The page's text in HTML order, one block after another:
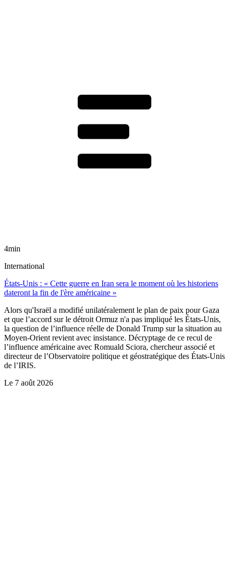
4min
International
États-Unis : « Cette guerre en Iran sera le moment où les historiens
dateront la fin de l'ère américaine »
Alors qu'Israël a modifié unilatéralement le plan de paix pour Gaza
et que l’accord sur le détroit Ormuz n'a pas impliqué les États-Unis,
la question de l’influence réelle de Donald Trump sur la situation au
Moyen-Orient revient avec insistance. Décryptage de ce recul de
l’influence américaine avec Romuald Sciora, chercheur associé et
directeur de l’Observatoire politique et géostratégique des États-Unis
de l’IRIS.
Le 7 août 2026